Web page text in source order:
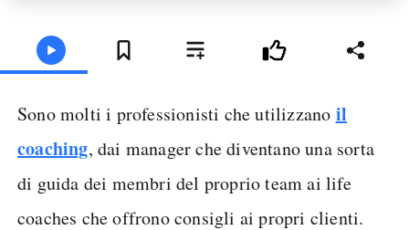
Sono molti i professionisti che utilizzano il
coaching, dai manager che diventano una sorta
di guida dei membri del proprio team ai life
coaches che offrono consigli ai propri clienti.